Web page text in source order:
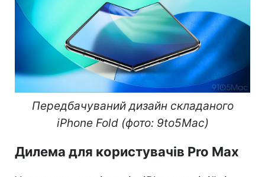
Передбачуваний дизайн складаного
iPhone Fold (фото: 9to5Mac)
Дилема для користувачів Pro Max